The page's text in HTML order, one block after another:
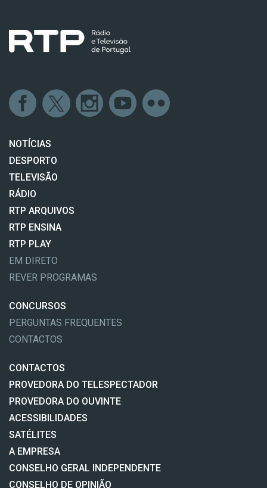
NOTÍCIAS
DESPORTO
TELEVISÃO
RÁDIO
RTP ARQUIVOS
RTP ENSINA
RTP PLAY
EM DIRETO
REVER PROGRAMAS
CONCURSOS
PERGUNTAS FREQUENTES
CONTACTOS
CONTACTOS
PROVEDORA DO TELESPECTADOR
PROVEDORA DO OUVINTE
ACESSIBILIDADES
SATÉLITES
A EMPRESA
CONSELHO GERAL INDEPENDENTE
CONSELHO DE OPINIÃO